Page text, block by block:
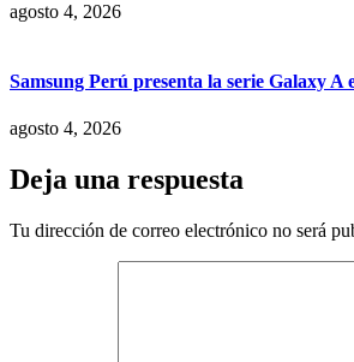
agosto 4, 2026
Samsung Perú presenta la serie Galaxy
agosto 4, 2026
Deja una respuesta
Tu dirección de correo electrónico no será